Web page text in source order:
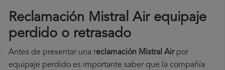
Reclamación Mistral Air equipaje
perdido o retrasado
Antes de presentar una reclamación Mistral Airpor
equipaje perdido es importante saber que la compañía